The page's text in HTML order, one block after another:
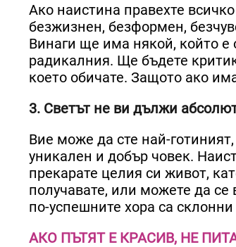
Ако наистина правехте
безжизнен, безформен,
Винаги ще има някой, който е
радикалния. Ще бъдете
което обичате. Защото ако
3. Светът не ви дължи
Вие може да сте най-
уникален и добър човек.
прекарате целия си живот,
получавате, или можете да се
по-успешните хора са
АКО ПЪТЯТ Е КРАСИВ, НЕ